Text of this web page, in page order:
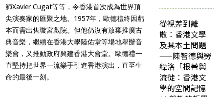
師Xavier Cugat等等，令香港首次成為世界頂
尖演奏家的匯聚之地。1957年，歐德禮終因虧
本而需出售璇宮戲院。但他仍沒有放棄推廣古
典音樂，繼續在香港大學陸佑堂等場地舉辦音
樂會，又推動政府興建香港大會堂。歐德禮一
直堅持把世界一流樂手引進香港演出，直至生
命的最後一刻。
從視差到離
散：香港文學
及其本土問題
——陳智德與勞
緯洛「根著與
流徙：香港文
學的空間記憶